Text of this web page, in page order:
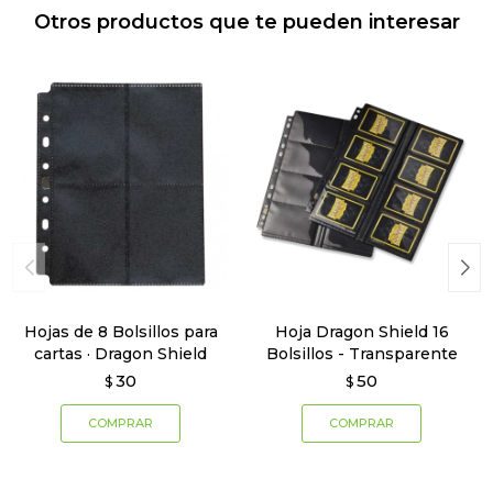
Otros productos que te pueden interesar
Hojas de 8 Bolsillos para
cartas · Dragon Shield
$ 30
Hoja Dragon Shield 16
Bolsillos - Transparente
$ 50